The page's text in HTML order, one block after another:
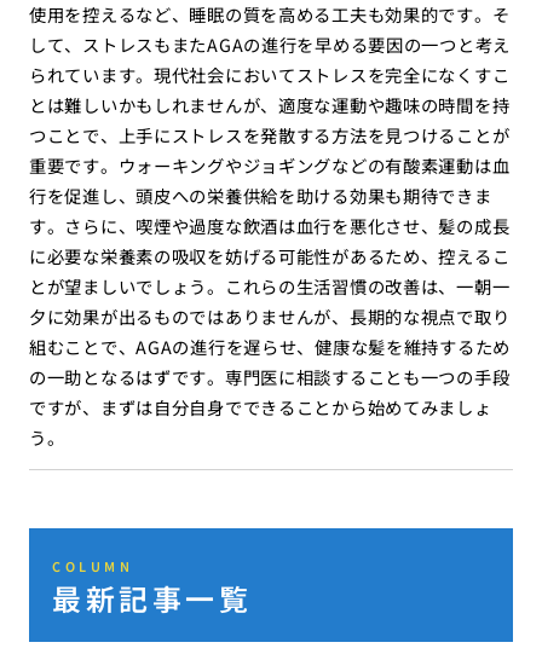
使用を控えるなど、睡眠の質を高める工夫も効果的です。そ
して、ストレスもまたAGAの進行を早める要因の一つと考え
られています。現代社会においてストレスを完全になくすこ
とは難しいかもしれませんが、適度な運動や趣味の時間を持
つことで、上手にストレスを発散する方法を見つけることが
重要です。ウォーキングやジョギングなどの有酸素運動は血
行を促進し、頭皮への栄養供給を助ける効果も期待できま
す。さらに、喫煙や過度な飲酒は血行を悪化させ、髪の成長
に必要な栄養素の吸収を妨げる可能性があるため、控えるこ
とが望ましいでしょう。これらの生活習慣の改善は、一朝一
夕に効果が出るものではありませんが、長期的な視点で取り
組むことで、AGAの進行を遅らせ、健康な髪を維持するため
の一助となるはずです。専門医に相談することも一つの手段
ですが、まずは自分自身でできることから始めてみましょ
う。
COLUMN
最新記事一覧